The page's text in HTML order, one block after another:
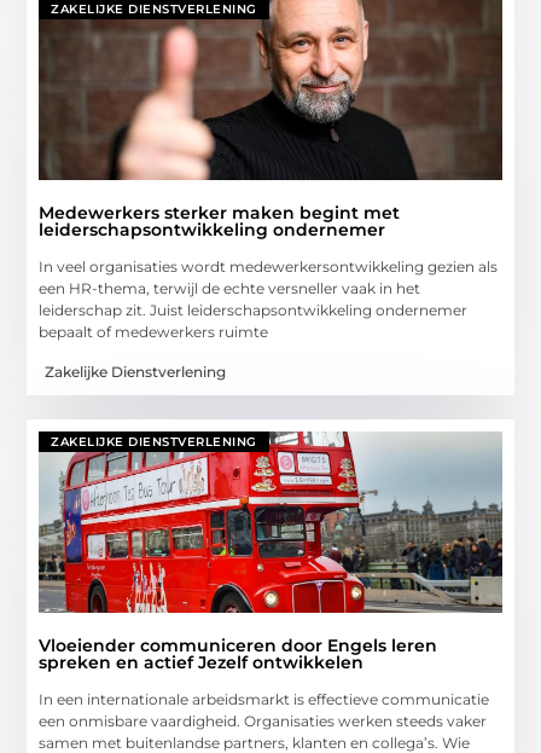
ZAKELIJKE DIENSTVERLENING
Medewerkers sterker maken begint met
leiderschapsontwikkeling ondernemer
In veel organisaties wordt medewerkersontwikkeling gezien als
een HR-thema, terwijl de echte versneller vaak in het
leiderschap zit. Juist leiderschapsontwikkeling ondernemer
bepaalt of medewerkers ruimte
Zakelijke Dienstverlening
ZAKELIJKE DIENSTVERLENING
Vloeiender communiceren door Engels leren
spreken en actief Jezelf ontwikkelen
In een internationale arbeidsmarkt is effectieve communicatie
een onmisbare vaardigheid. Organisaties werken steeds vaker
samen met buitenlandse partners, klanten en collega’s. Wie